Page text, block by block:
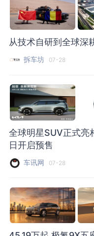
从技术自研到全球
拆车坊 07-28
全球明星SUV正式亮
日开启预售
车讯网 07-28